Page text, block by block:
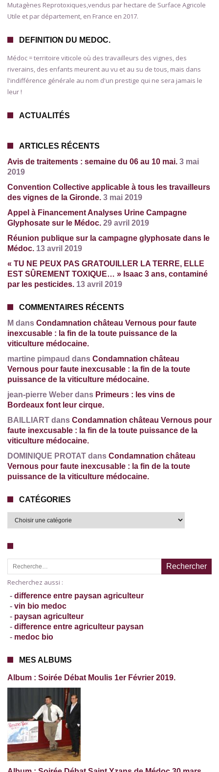
Mutagènes Reprotoxiques,vendus par hectare de Surface Agricole
Utile et par département, en France en 2017.
DEFINITION DU MEDOC.
Médoc = territoire viticole où des travailleurs des vignes, des
riverains, des enfants meurent au vu et au su de tous, mais dans
l'indifférence générale au nom d'un prestige qui ne sera jamais le
leur !
ACTUALITÉS
ARTICLES RÉCENTS
Avis de traitements : semaine du 06 au 10 mai. 3 mai
2019
Convention Collective applicable à tous les travailleurs
des vignes de la Gironde. 3 mai 2019
Appel à Financement Analyses Urine Campagne
Glyphosate sur le Médoc. 29 avril 2019
Réunion publique sur la campagne glyphosate dans le
Médoc. 13 avril 2019
« TU NE PEUX PAS GRATOUILLER LA TERRE, ELLE
EST SÛREMENT TOXIQUE… » Isaac 3 ans, contaminé
par les pesticides. 13 avril 2019
COMMENTAIRES RÉCENTS
M dans Condamnation château Vernous pour faute
inexcusable : la fin de la toute puissance de la
viticulture médocaine.
martine pimpaud dans Condamnation château
Vernous pour faute inexcusable : la fin de la toute
puissance de la viticulture médocaine.
jean-pierre Weber dans Primeurs : les vins de
Bordeaux font leur cirque.
BAILLIART dans Condamnation château Vernous pour
faute inexcusable : la fin de la toute puissance de la
viticulture médocaine.
DOMINIQUE PROTAT dans Condamnation château
Vernous pour faute inexcusable : la fin de la toute
puissance de la viticulture médocaine.
CATÉGORIES
Recherche pour :
Recherchez aussi :
- difference entre paysan agriculteur
- vin bio medoc
- paysan agriculteur
- difference entre agriculteur paysan
- medoc bio
MES ALBUMS
Album : Soirée Débat Moulis 1er Février 2019.